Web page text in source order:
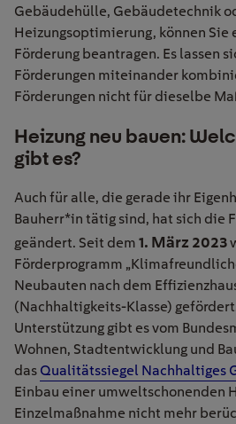
Gebäudehülle, Gebäudetechnik
Heizungsoptimierung, können Sie
Förderung beantragen. Es lassen
Förderungen miteinander
Förderungen nicht für dieselbe
Heizung neu bauen:
gibt es?
Auch für alle, die gerade ihr
Bauherr*in tätig sind, hat sich die
geändert. Seit dem 1. März 2023
Förderprogramm
Neubauten nach dem
(Nachhaltigkeits-Klasse)
Unterstützung gibt es vom
Wohnen, Stadtentwicklung und
das Qualitätssiegel Nachhaltiges
Einbau einer umweltschonenden
Einzelmaßnahme nicht mehr